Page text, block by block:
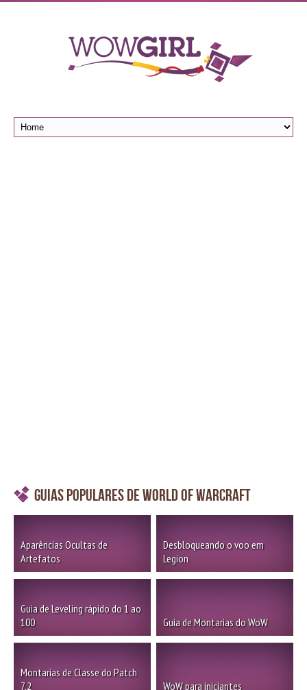
Guias Populares de World of Warcraft
Aparências Ocultas de
Artefatos
Desbloqueando o voo em
Legion
Guia de Leveling rápido do 1 ao
100
Guia de Montarias do WoW
Montarias de Classe do Patch
7.2
WoW para iniciantes